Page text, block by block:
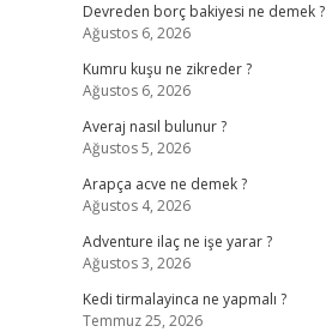
Devreden borç bakiyesi ne demek ?
Ağustos 6, 2026
Kumru kuşu ne zikreder ?
Ağustos 6, 2026
Averaj nasıl bulunur ?
Ağustos 5, 2026
Arapça acve ne demek ?
Ağustos 4, 2026
Adventure ilaç ne işe yarar ?
Ağustos 3, 2026
Kedi tirmalayinca ne yapmalı ?
Temmuz 25, 2026